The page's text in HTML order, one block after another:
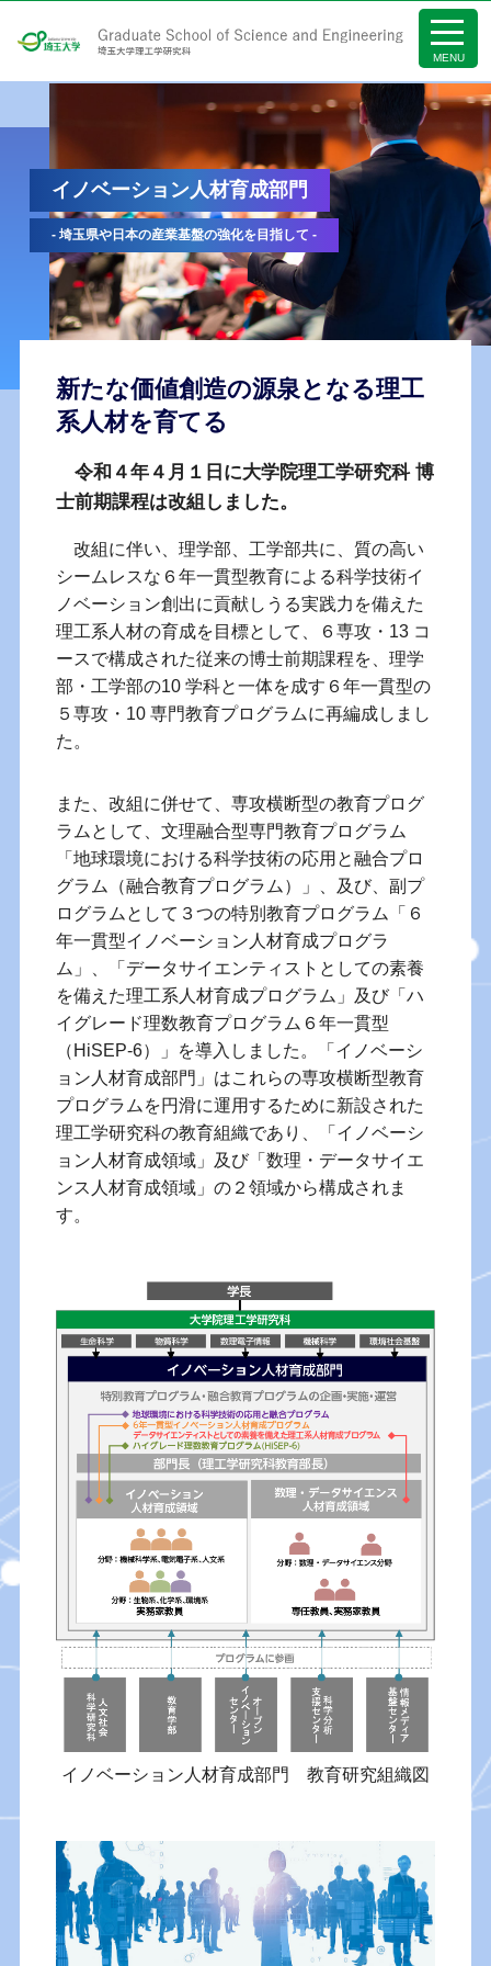
イノベーション人材育成部門
埼玉県や日本の産業基盤の強化を目指して
新たな価値創造の源泉となる理工
系人材を育てる
令和４年４月１日に大学院理工学研究科 博
士前期課程は改組しました。
改組に伴い、理学部、工学部共に、質の高い
シームレスな６年一貫型教育による科学技術イ
ノベーション創出に貢献しうる実践力を備えた
理工系人材の育成を目標として、６専攻・13 コ
ースで構成された従来の博士前期課程を、理学
部・工学部の10 学科と一体を成す６年一貫型の
５専攻・10 専門教育プログラムに再編成しまし
た。
また、改組に併せて、専攻横断型の教育プログ
ラムとして、文理融合型専門教育プログラム
「地球環境における科学技術の応用と融合プロ
グラム（融合教育プログラム）」、及び、副プ
ログラムとして３つの特別教育プログラム「６
年一貫型イノベーション人材育成プログラ
ム」、「データサイエンティストとしての素養
を備えた理工系人材育成プログラム」及び「ハ
イグレード理数教育プログラム６年一貫型
（HiSEP-6）」を導入しました。「イノベーシ
ョン人材育成部門」はこれらの専攻横断型教育
プログラムを円滑に運用するために新設された
理工学研究科の教育組織であり、「イノベーシ
ョン人材育成領域」及び「数理・データサイエ
ンス人材育成領域」の２領域から構成されま
す。
イノベーション人材育成部門 教育研究組織図